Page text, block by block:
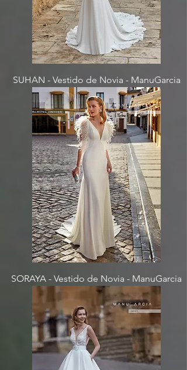
SUHAN - Vestido de Novia - ManuGarcia
SORAYA - Vestido de Novia - ManuGarcia